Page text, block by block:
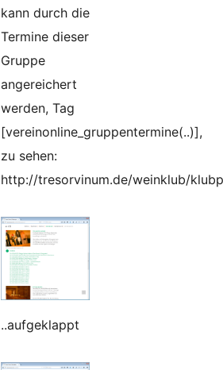
kann durch die
Termine dieser
Gruppe
angereichert
werden, Tag
[vereinonline_gruppentermine(..)],
zu sehen:
http://tresorvinum.de/weinklub/
..aufgeklappt